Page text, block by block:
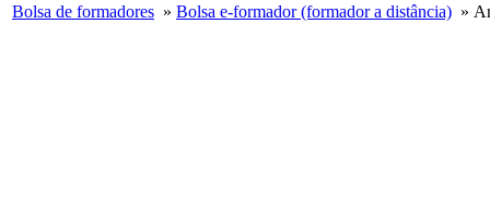
Bolsa de formadores » Bolsa e-formador (formador a distância) »